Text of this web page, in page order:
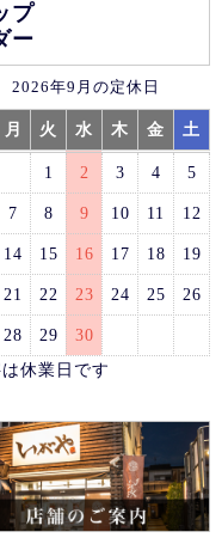
プ
ー
2026年9月の定休日
月 火 水 木 金 土
1 2 3 4 5
7 8 9 10 11 12
14 15 16 17 18 19
21 22 23 24 25 26
28 29
30
休業日です